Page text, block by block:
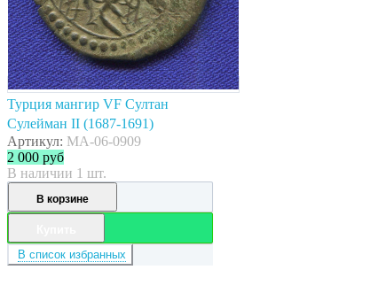
Турция мангир VF Султан
Сулейман II (1687-1691)
Артикул: MA-06-0909
2 000 руб
В наличии 1 шт.
В корзине
В список избранных